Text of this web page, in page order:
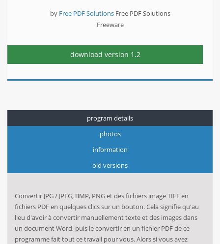
by Free PDF Solutions Free PDF Solutions
Freeware
download version 1.2
program details
photos
information
old versions
Convertir JPG / JPEG, BMP, PNG et des fichiers image TIFF en
fichiers PDF en quelques clics sur un bouton. Cela signifie qu'au
lieu d'avoir à convertir manuellement texte et des images dans
un document Word, puis le convertir en un fichier PDF de ce
programme fait tout ce travail pour vous. Alors si vous avez